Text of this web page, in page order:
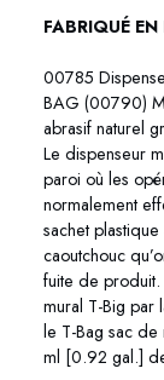
FABRIQUÉ
00785
BAG (00790)
abrasif naturel
Le dispenseur
paroi où les
normalement
sachet
caoutchouc
fuite de produit.
mural T-Big par
le T-Bag sac
ml [0.92 gal.]